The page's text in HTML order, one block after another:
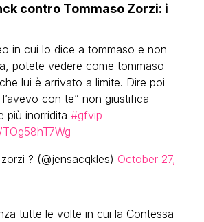
contro Tommaso Zorzi: i
in cui lo dice a tommaso e non
potete vedere come tommaso
lui è arrivato a limite. Dire poi
con te” non giustifica
più inorridita #gfvip
? (@jensacqkles) October 27,
tutte le volte in cui la Contessa